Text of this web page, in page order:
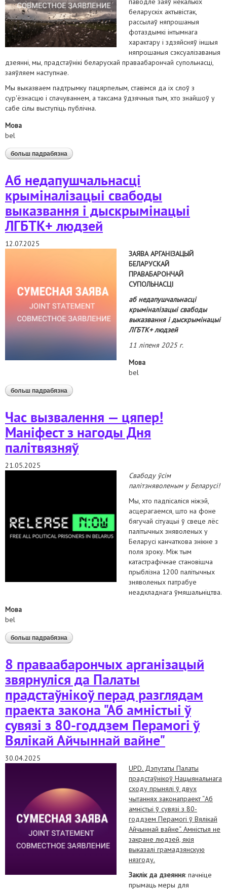
беларускіх актывістак,
рассылаў няпрошаныя
фотаздымкі інтымнага
характару і здзяйсняў іншыя
няпрошаныя сэксуалізаваныя
дзеянні, мы, прадстаўнікі беларускай праваабарончай супольнасці,
заяўляем наступнае.
Мы выказваем падтрымку пацярпелым, ставімся да іх слоў з
сур'ёзнасцю і спачуваннем, а таксама ўдзячныя тым, хто знайшоў у
сабе сілы выступіць публічна.
Мова
bel
больш падрабязна аб недапушчальныя паводзіны і этычныя
стандарты: пазіцыя праваабаронцаў
Аб недапушчальнасці
крыміналізацыі свабоды
выказвання і дыскрымінацыі
ЛГБТК+ людзей
12.07.2025
ЗАЯВА АРГАНІЗАЦЫЙ
БЕЛАРУСКАЙ
ПРАВАБАРОНЧАЙ
СУПОЛЬНАСЦІ
аб недапушчальнасці
крыміналізацыі свабоды
выказвання і дыскрымінацыі
ЛГБТК+ людзей
11 ліпеня 2025 г.
Мова
bel
больш падрабязна аб аб недапушчальнасці крыміналізацыі свабоды
выказвання і дыскрымінацыі лгбтк+ людзей
Час вызвалення — цяпер!
Маніфест з нагоды Дня
палітвязняў
21.05.2025
Свабоду ўсім
палітзняволеным у Беларусі!
Мы, хто падпісаліся ніжэй,
асцерагаемся, што на фоне
бягучай сітуацыі ў свеце лёс
палітычных зняволеных у
Беларусі канчаткова знікне з
поля зроку. Між тым
катастрафічнае становішча
прыблізна 1200 палітычных
зняволеных патрабуе
неадкладнага ўмяшальніцтва.
Мова
bel
больш падрабязна аб час вызвалення — цяпер! маніфест з нагоды дня
палітвязняў
8 праваабарончых арганізацый
звярнуліся да Палаты
прадстаўнікоў перад разглядам
праекта закона "Аб амністыі ў
сувязі з 80-годдзем Перамогі ў
Вялікай Айчыннай вайне"
30.04.2025
UPD. Дэпутаты Палаты
прадстаўнікоў Нацыянальнага
сходу прынялі ў двух
чытаннях законапраект “Аб
амністыі ў сувязі з 80-
годдзем Перамогі ў Вялікай
Айчыннай вайне“. Амністыя не
закране людзей, якія
выказалі грамадзянскую
нязгоду.
Заклік да дзеяння: пачніце
прымаць меры для